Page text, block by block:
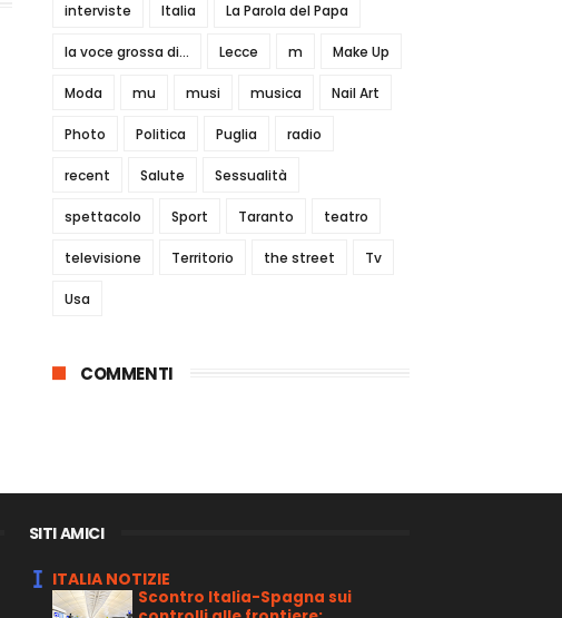
interviste Italia La Parola del Papa
la voce grossa di... Lecce m Make Up
Moda mu musi musica Nail Art
Photo Politica Puglia radio
recent Salute Sessualità
spettacolo Sport Taranto teatro
televisione Territorio the street Tv
Usa
COMMENTI
SITI AMICI
ITALIA NOTIZIE
Scontro Italia-Spagna sui